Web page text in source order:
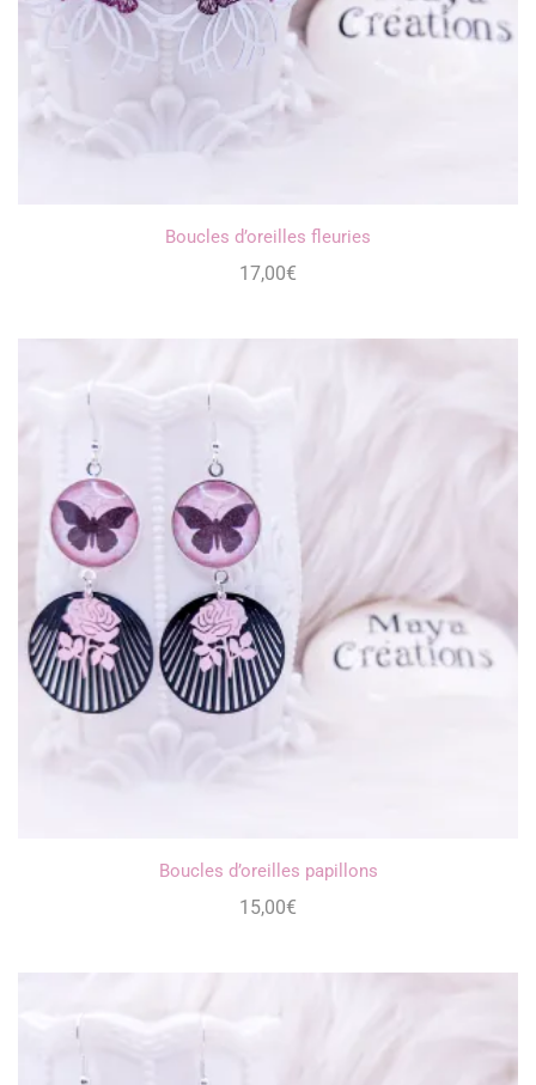
Boucles d’oreilles fleuries
17,00€
Boucles d’oreilles papillons
15,00€